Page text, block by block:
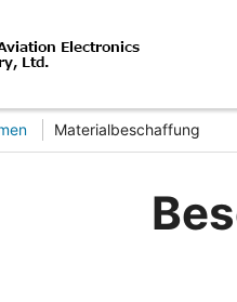
Materialbeschaffung